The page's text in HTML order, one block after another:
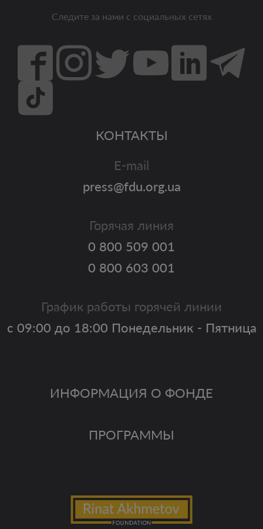
Следите за нами с социальных сетях
ИНФОРМАЦИЯ О ФОНДЕ
ПРОГРАММЫ
КОНТАКТЫ
E-mail
press@fdu.org.ua
Горячая линия
0 800 509 001
0 800 603 001
График работы горячей линии
с 09:00 до 18:00 Понедельник - Пятница